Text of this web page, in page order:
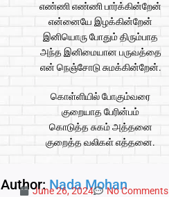
எண்ணி எண்ணி பார்க்கின்றேன்
என்னையே இழக்கின்றேன்
இனியொரு போதும் திரும்பாத
அந்த இனிமையான பருவத்தை
என் நெஞ்சோடு சுமக்கின்றேன்.
கொள்ளியில் போகும்வரை
குறையாத பேரின்பம்
கொடுத்த சுகம் அத்தனை
குறைத்த வலிகள் எத்தனை.
Author:Nada Mohan
June 26, 2024 No Comments